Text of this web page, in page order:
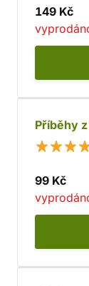
149 Kč
Příběhy
99 Kč